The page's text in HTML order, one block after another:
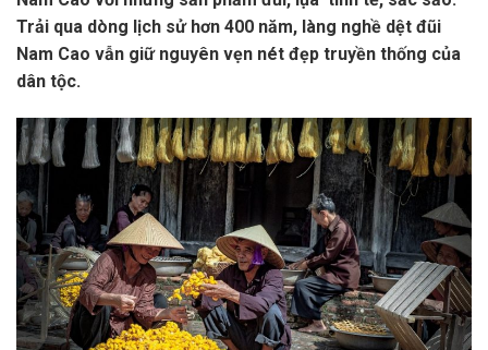
Trải qua dòng lịch sử hơn 400 năm, làng nghề dệt đũi
Nam Cao vẫn giữ nguyên vẹn nét đẹp truyền thống của
dân tộc.